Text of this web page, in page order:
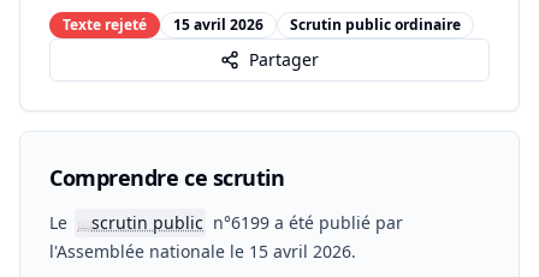
Texte rejeté 15 avril 2026 Scrutin public ordinaire
Partager
Comprendre ce scrutin
Le 📖scrutin public n°6199 a été publié par
l'Assemblée nationale le 15 avril 2026.